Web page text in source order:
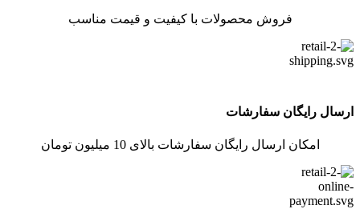
فروش محصولات با کیفیت و قیمت مناسب
ارسال رایگان سفارشات
امکان ارسال رایگان سفارشات بالای 10 میلیون تومان